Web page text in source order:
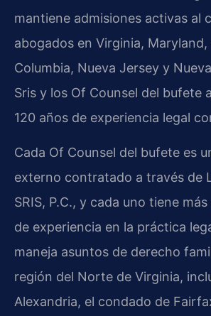
mantiene admisiones activas al
abogados en Virginia,
Columbia, Nueva Jersey y
Sris y los Of Counsel del bufete
120 años de experiencia legal
Cada Of Counsel del bufete es
externo contratado a través de
SRIS, P.C., y cada uno tiene
de experiencia en la práctica
maneja asuntos de derecho
región del Norte de Virginia,
Alexandria, el condado de